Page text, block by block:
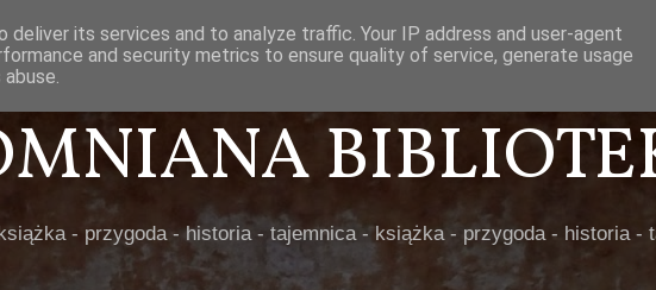
- przygoda - historia - tajemnica - książka - przygoda - historia -
its services and to analyze traffic. Your IP address and user-agent
and security metrics to ensure quality of service, generate usage